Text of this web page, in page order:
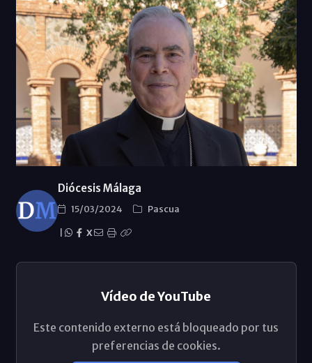
Diócesis Málaga
15/03/2024
Pascua
X
Vídeo de YouTube
Este contenido externo está bloqueado por tus
preferencias de cookies.